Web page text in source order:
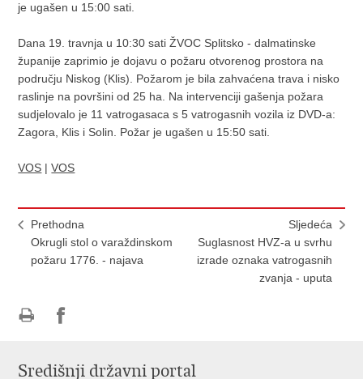
je ugašen u 15:00 sati.
Dana 19. travnja u 10:30 sati ŽVOC Splitsko - dalmatinske
županije zaprimio je dojavu o požaru otvorenog prostora na
području Niskog (Klis). Požarom je bila zahvaćena trava i nisko
raslinje na površini od 25 ha. Na intervenciji gašenja požara
sudjelovalo je 11 vatrogasaca s 5 vatrogasnih vozila iz DVD-a:
Zagora, Klis i Solin. Požar je ugašen u 15:50 sati.
VOS |VOS
Prethodna
Okrugli stol o varaždinskom
požaru 1776. - najava
Sljedeća
Suglasnost HVZ-a u svrhu
izrade oznaka vatrogasnih
zvanja - uputa
Facebooku
Središnji državni portal